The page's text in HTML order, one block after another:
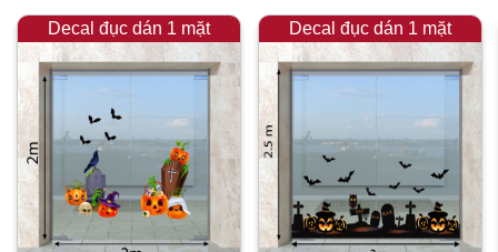
Decal đục dán 1 mặt Decal đục dán 1 mặt